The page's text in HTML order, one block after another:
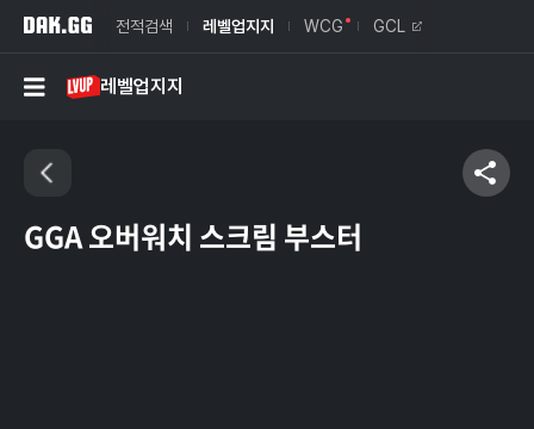
전적검색 레벨업지지 WCG GCL
레벨업지지
GGA 오버워치 스크림 부스터